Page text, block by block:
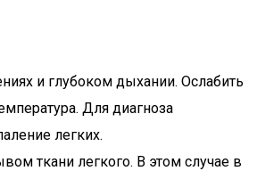
и глубоком дыхании. Ослабить
Для диагноза
легких.
ткани легкого. В этом случае в